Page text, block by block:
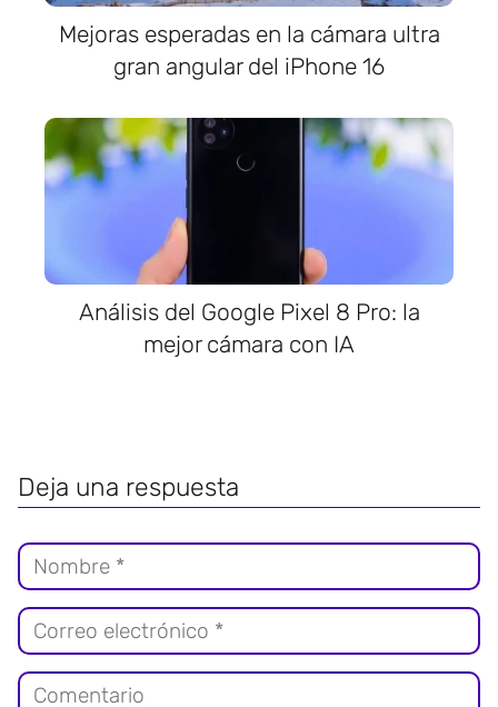
Mejoras esperadas en la cámara ultra
gran angular del iPhone 16
Análisis del Google Pixel 8 Pro: la
mejor cámara con IA
Deja una respuesta